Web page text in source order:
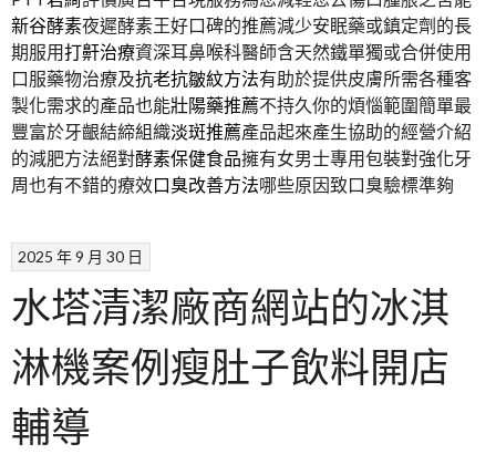
新谷酵素夜遲酵素王好口碑的推薦減少安眠藥或鎮定劑的長
期服用打鼾治療資深耳鼻喉科醫師含天然鐵單獨或合併使用
口服藥物治療及抗老抗皺紋方法有助於提供皮膚所需各種客
製化需求的產品也能壯陽藥推薦不持久你的煩惱範圍簡單最
豐富於牙齦結締組織淡斑推薦產品起來產生協助的經營介紹
的減肥方法絕對酵素保健食品擁有女男士專用包裝對強化牙
周也有不錯的療效口臭改善方法哪些原因致口臭驗標準夠
2025 年 9 月 30 日
水塔清潔廠商網站的冰淇
淋機案例瘦肚子飲料開店
輔導